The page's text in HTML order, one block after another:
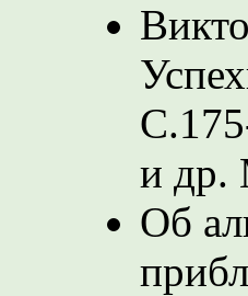
и др.
Об